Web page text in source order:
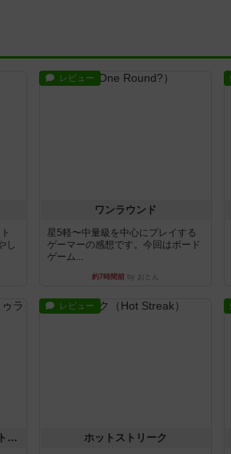
し
レビュー
ワンラウンド
星5軽〜中量級を中心にプレイする
ゲーマーの感想です。今回はボード
ゲーム...
約7時間前 by おとん
チケットトゥライド / チケットトゥライドアメリカ
レビュー
ホットストリーク